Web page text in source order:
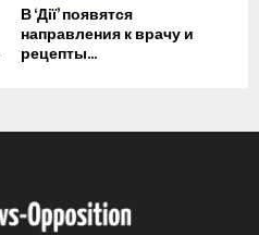
В ‘Дії’ появятся
направления к врачу и
рецепты...